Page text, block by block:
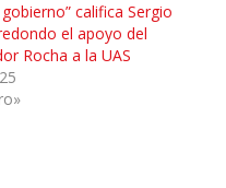
califica Sergio
el apoyo del
Rocha a la UAS